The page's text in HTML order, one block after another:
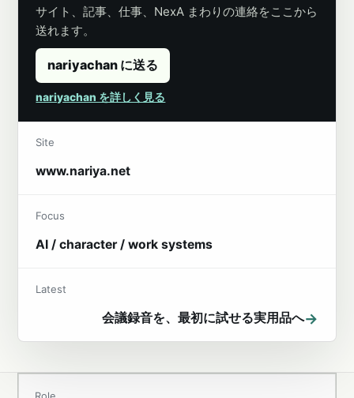
サイト、記事、仕事、NexA まわりの連絡をここから
送れます。
nariyachan に送る
nariyachan を詳しく見る
Site
www.nariya.net
Focus
AI / character / work systems
Latest
会議録音を、最初に試せる実用品へ→